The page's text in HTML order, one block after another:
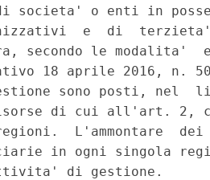
di societa' o enti in
e  di
secondo le
18 aprile 2016, n.
sono posti, nel
di cui all'art. 2,
L'ammontare
in ogni singola